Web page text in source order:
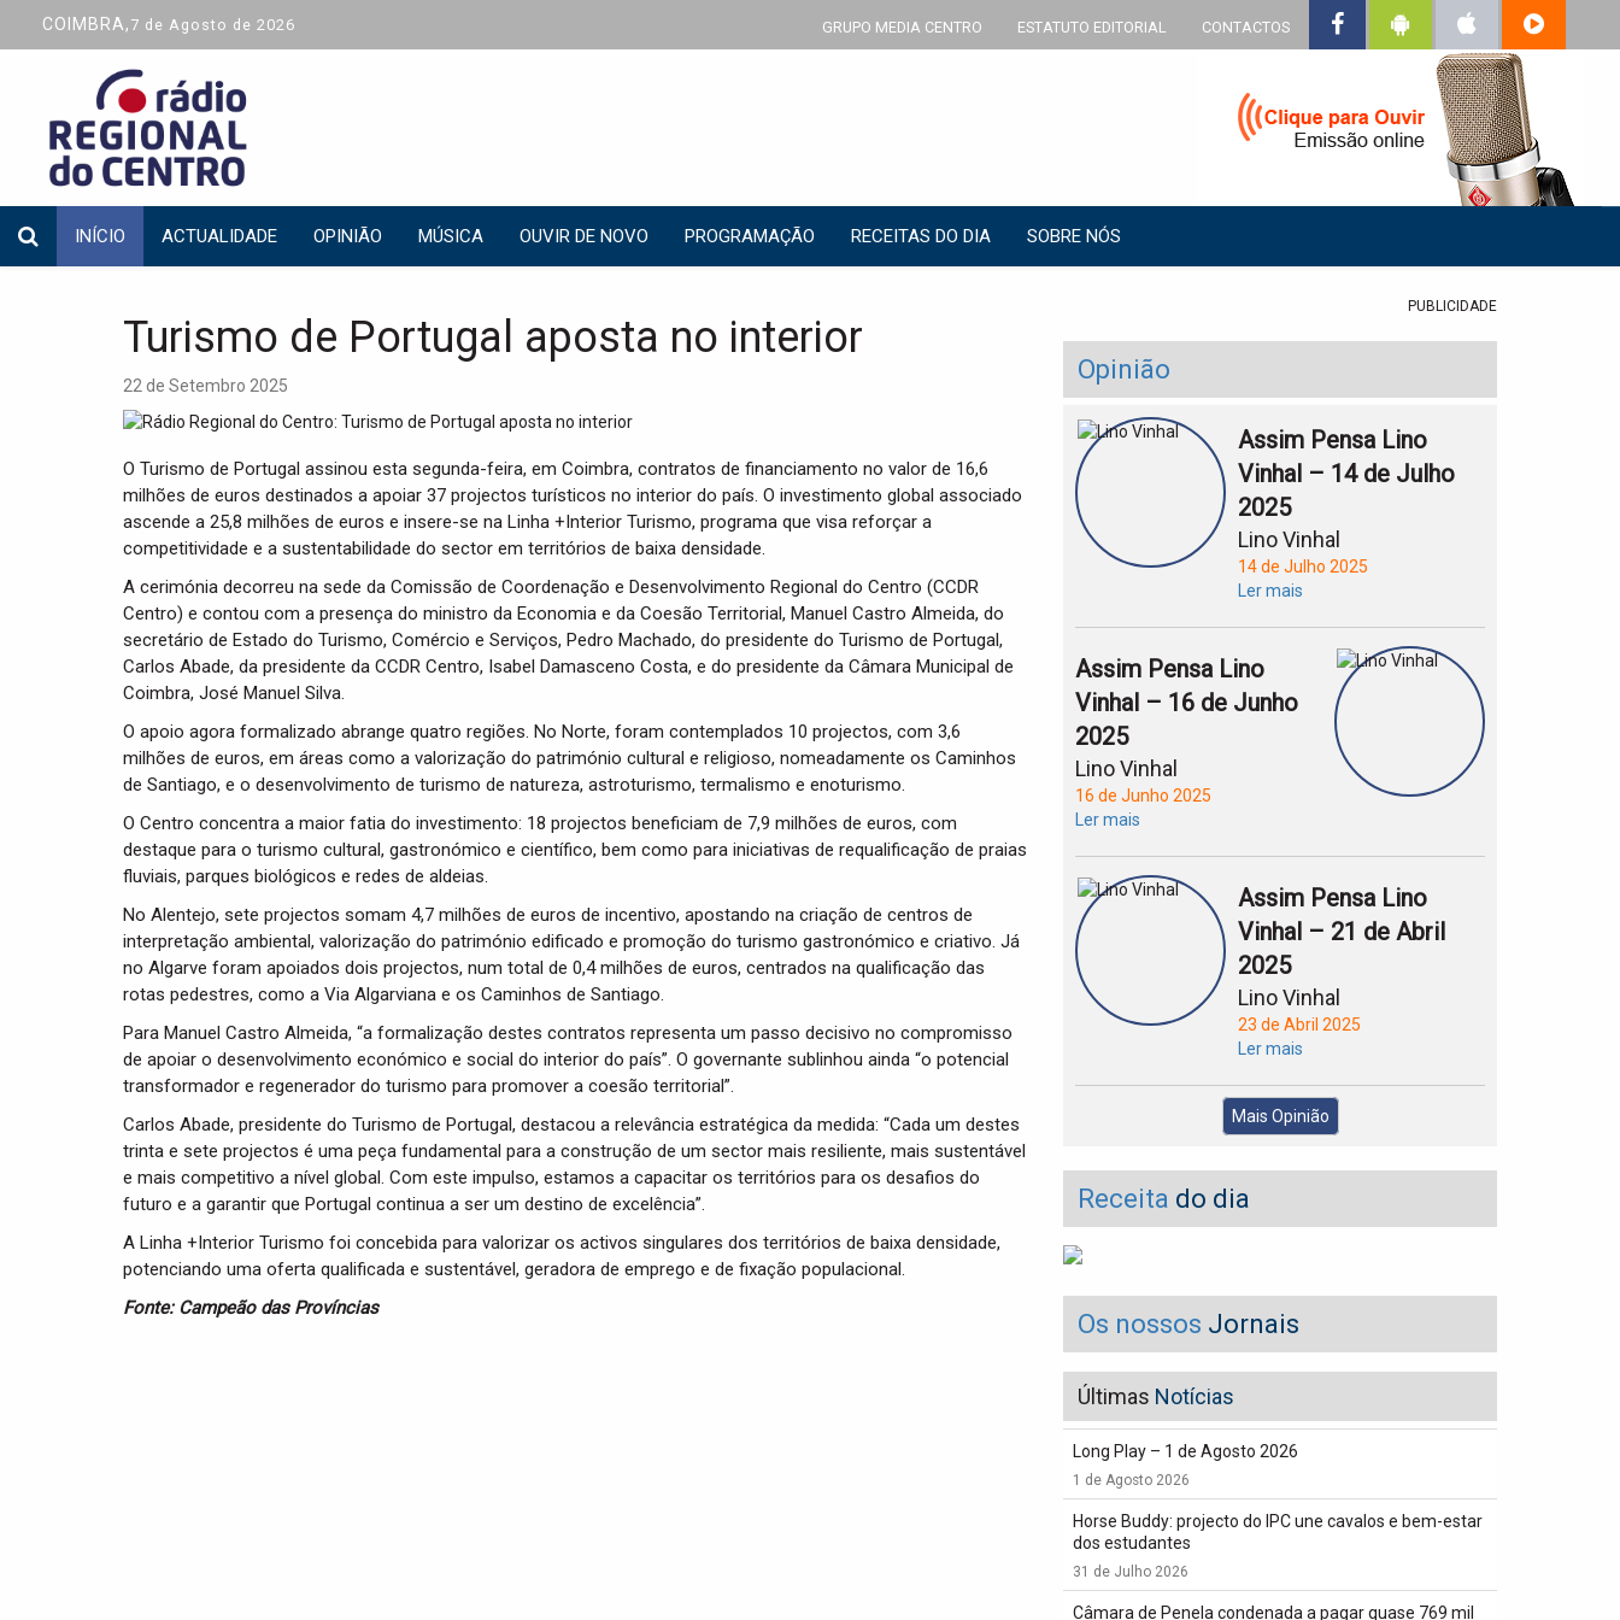
COIMBRA, 7 de Agosto de 2026 GRUPO MEDIA CENTRO ESTATUTO EDITORIAL CONTACTOS
INÍCIO ACTUALIDADE OPINIÃO MÚSICA OUVIR DE NOVO PROGRAMAÇÃO RECEITAS DO DIA SOBRE NÓS
Turismo de Portugal aposta no interior
22 de Setembro 2025
O Turismo de Portugal assinou esta segunda-feira, em Coimbra, contratos de financiamento no valor de 16,6
milhões de euros destinados a apoiar 37 projectos turísticos no interior do país. O investimento global associado
ascende a 25,8 milhões de euros e insere-se na Linha +Interior Turismo, programa que visa reforçar a
competitividade e a sustentabilidade do sector em territórios de baixa densidade.
A cerimónia decorreu na sede da Comissão de Coordenação e Desenvolvimento Regional do Centro (CCDR
Centro) e contou com a presença do ministro da Economia e da Coesão Territorial, Manuel Castro Almeida, do
secretário de Estado do Turismo, Comércio e Serviços, Pedro Machado, do presidente do Turismo de Portugal,
Carlos Abade, da presidente da CCDR Centro, Isabel Damasceno Costa, e do presidente da Câmara Municipal de
Coimbra, José Manuel Silva.
O apoio agora formalizado abrange quatro regiões. No Norte, foram contemplados 10 projectos, com 3,6
milhões de euros, em áreas como a valorização do património cultural e religioso, nomeadamente os Caminhos
de Santiago, e o desenvolvimento de turismo de natureza, astroturismo, termalismo e enoturismo.
O Centro concentra a maior fatia do investimento: 18 projectos beneficiam de 7,9 milhões de euros, com
destaque para o turismo cultural, gastronómico e científico, bem como para iniciativas de requalificação de praias
fluviais, parques biológicos e redes de aldeias.
No Alentejo, sete projectos somam 4,7 milhões de euros de incentivo, apostando na criação de centros de
interpretação ambiental, valorização do património edificado e promoção do turismo gastronómico e criativo. Já
no Algarve foram apoiados dois projectos, num total de 0,4 milhões de euros, centrados na qualificação das
rotas pedestres, como a Via Algarviana e os Caminhos de Santiago.
Para Manuel Castro Almeida, “a formalização destes contratos representa um passo decisivo no compromisso
de apoiar o desenvolvimento económico e social do interior do país”. O governante sublinhou ainda “o potencial
transformador e regenerador do turismo para promover a coesão territorial”.
Carlos Abade, presidente do Turismo de Portugal, destacou a relevância estratégica da medida: “Cada um destes
trinta e sete projectos é uma peça fundamental para a construção de um sector mais resiliente, mais sustentável
e mais competitivo a nível global. Com este impulso, estamos a capacitar os territórios para os desafios do
futuro e a garantir que Portugal continua a ser um destino de excelência”.
A Linha +Interior Turismo foi concebida para valorizar os activos singulares dos territórios de baixa densidade,
potenciando uma oferta qualificada e sustentável, geradora de emprego e de fixação populacional.
Fonte: Campeão das Províncias
PUBLICIDADE
Opinião
Assim Pensa Lino
Vinhal – 14 de Julho
2025
Lino Vinhal
14 de Julho 2025
Ler mais
Assim Pensa Lino
Vinhal – 16 de Junho
2025
Lino Vinhal
16 de Junho 2025
Ler mais
Assim Pensa Lino
Vinhal – 21 de Abril
2025
Lino Vinhal
23 de Abril 2025
Ler mais
Mais Opinião
Receita do dia
Os nossos Jornais
Últimas Notícias
Long Play – 1 de Agosto 2026
1 de Agosto 2026
Horse Buddy: projecto do IPC une cavalos e bem-estar
dos estudantes
31 de Julho 2026
Câmara de Penela condenada a pagar quase 769 mil